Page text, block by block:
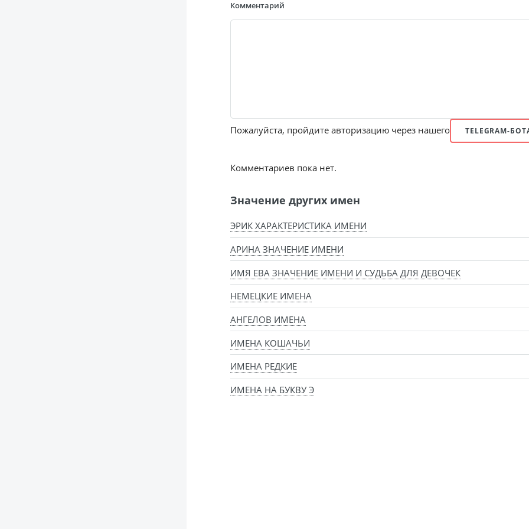
Комментарий
Пожалуйста, пройдите авторизацию через нашего TELEGRAM-
Комментариев пока нет.
Значение других имен
ЭРИК ХАРАКТЕРИСТИКА ИМЕНИ
АРИНА ЗНАЧЕНИЕ ИМЕНИ
ИМЯ ЕВА ЗНАЧЕНИЕ ИМЕНИ И СУДЬБА ДЛЯ ДЕВОЧЕК
НЕМЕЦКИЕ ИМЕНА
АНГЕЛОВ ИМЕНА
ИМЕНА КОШАЧЬИ
ИМЕНА РЕДКИЕ
ИМЕНА НА БУКВУ Э